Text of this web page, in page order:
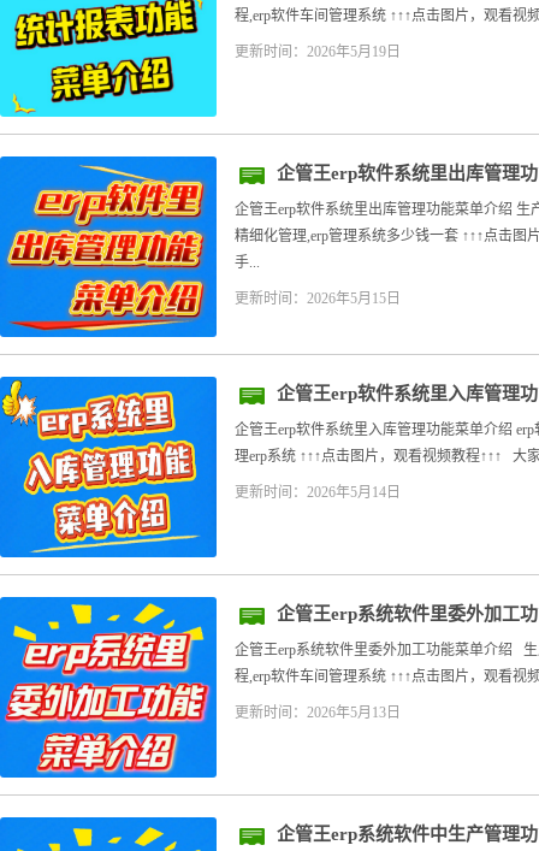
程,erp软件车间管理系统 ↑↑↑点击图片，观看
更新时间：2026年5月19日
企管王erp软件系统里出库管理
企管王erp软件系统里出库管理功能菜单介绍
精细化管理,erp管理系统多少钱一套 ↑↑↑点击
手...
更新时间：2026年5月15日
企管王erp软件系统里入库管理
企管王erp软件系统里入库管理功能菜单介绍
理erp系统 ↑↑↑点击图片，观看视频教程↑↑↑ 大
更新时间：2026年5月14日
企管王erp系统软件里委外加工
企管王erp系统软件里委外加工功能菜单介绍
程,erp软件车间管理系统 ↑↑↑点击图片，观看视
更新时间：2026年5月13日
企管王erp系统软件中生产管理